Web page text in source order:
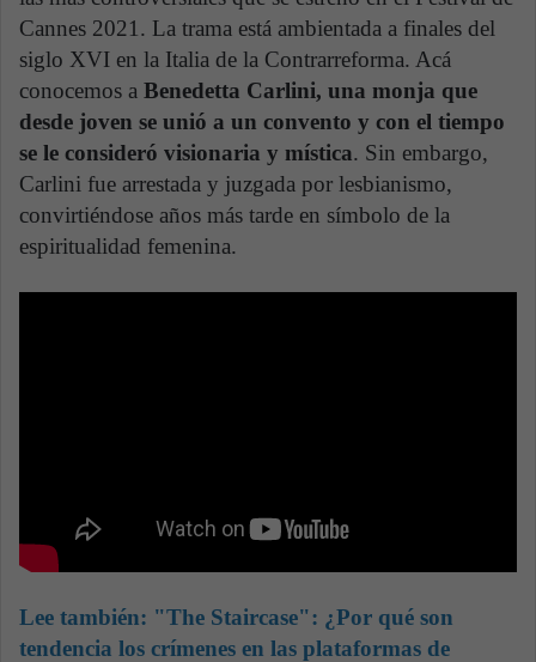
Cannes 2021. La trama está ambientada a finales del
siglo XVI en la Italia de la Contrarreforma. Acá
conocemos a Benedetta Carlini, una monja que
desde joven se unió a un convento y con el tiempo
se le consideró visionaria y mística. Sin embargo,
Carlini fue arrestada y juzgada por lesbianismo,
convirtiéndose años más tarde en símbolo de la
espiritualidad femenina.
Lee también: "The Staircase": ¿Por qué son
tendencia los crímenes en las plataformas de